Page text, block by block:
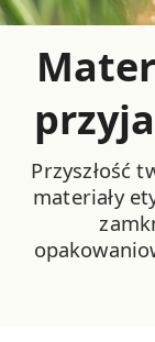
Przyszłość
materiały